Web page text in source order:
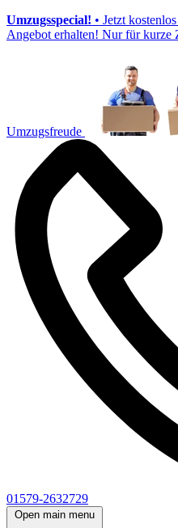
Umzugsspecial! • Jetzt
Angebot erhalten! Nur für kurze
Umzugsfreude
01579-2632729
Open main menu